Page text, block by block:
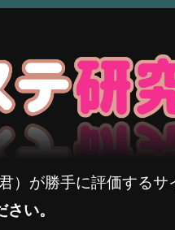
）が勝手に評価するサ
い。